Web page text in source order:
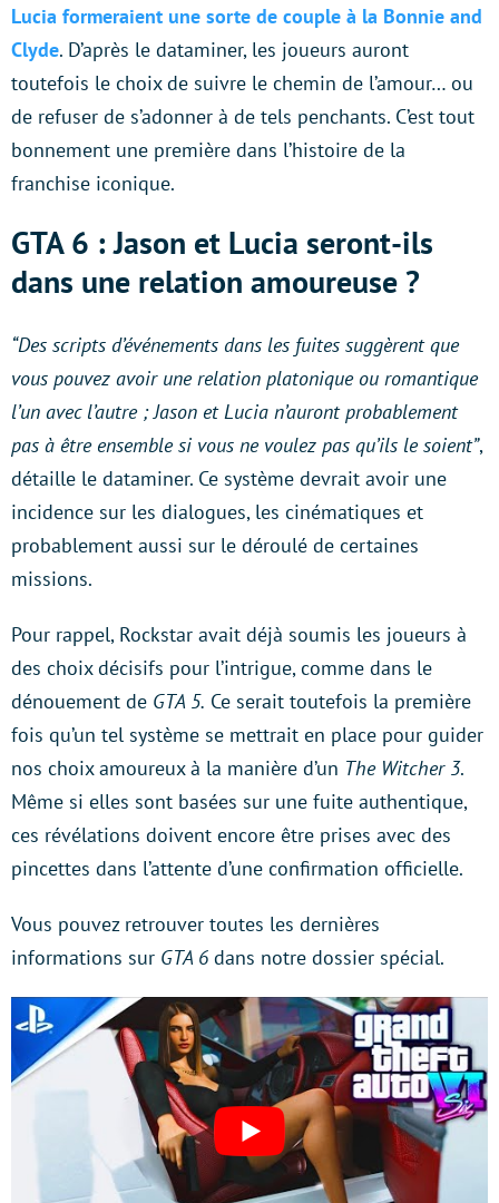
Lucia formeraient une sorte de couple à la Bonnie and
Clyde. D’après le dataminer, les joueurs auront
toutefois le choix de suivre le chemin de l’amour… ou
de refuser de s’adonner à de tels penchants. C’est tout
bonnement une première dans l’histoire de la
franchise iconique.
GTA 6 : Jason et Lucia seront-ils
dans une relation amoureuse ?
“Des scripts d’événements dans les fuites suggèrent que
vous pouvez avoir une relation platonique ou romantique
l’un avec l’autre ; Jason et Lucia n’auront probablement
pas à être ensemble si vous ne voulez pas qu’ils le soient”,
détaille le dataminer. Ce système devrait avoir une
incidence sur les dialogues, les cinématiques et
probablement aussi sur le déroulé de certaines
missions.
Pour rappel, Rockstar avait déjà soumis les joueurs à
des choix décisifs pour l’intrigue, comme dans le
dénouement de GTA 5. Ce serait toutefois la première
fois qu’un tel système se mettrait en place pour guider
nos choix amoureux à la manière d’un The Witcher 3.
Même si elles sont basées sur une fuite authentique,
ces révélations doivent encore être prises avec des
pincettes dans l’attente d’une confirmation officielle.
Vous pouvez retrouver toutes les dernières
informations sur GTA 6 dans notre dossier spécial.